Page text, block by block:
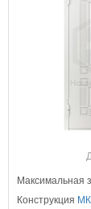
Максимальная
Конструкция